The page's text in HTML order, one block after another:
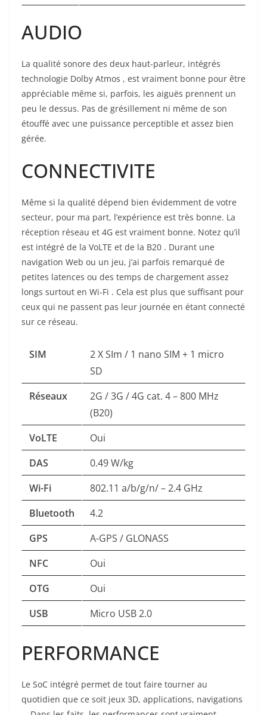
AUDIO
La qualité sonore des deux haut-parleur, intégrés
technologie Dolby Atmos , est vraiment bonne pour être
appréciable même si, parfois, les aiguës prennent un
peu le dessus. Pas de grésillement ni même de son
étouffé avec une puissance perceptible et assez bien
gérée.
CONNECTIVITE
Même si la qualité dépend bien évidemment de votre
secteur, pour ma part, l’expérience est très bonne. La
réception réseau et 4G est vraiment bonne. Notez qu’il
est intégré de la VoLTE et de la B20 . Durant une
navigation Web ou un jeu, j’ai parfois remarqué de
petites latences ou des temps de chargement assez
longs surtout en Wi-Fi . Cela est plus que suffisant pour
ceux qui ne passent pas leur journée en étant connecté
sur ce réseau.
SIM
2 X SIm / 1 nano SIM + 1 micro
SD
Réseaux
2G / 3G / 4G cat. 4 – 800 MHz
(B20)
VoLTE
Oui
DAS
0.49 W/kg
Wi-Fi
802.11 a/b/g/n/ – 2.4 GHz
Bluetooth
4.2
GPS
A-GPS / GLONASS
NFC
Oui
OTG
Oui
USB
Micro USB 2.0
PERFORMANCE
Le SoC intégré permet de tout faire tourner au
quotidien que ce soit jeux 3D, applications, navigations